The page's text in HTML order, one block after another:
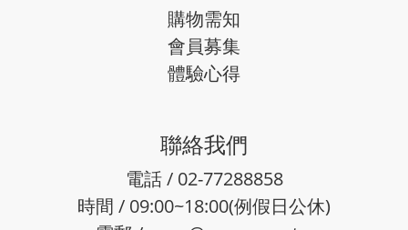
購物需知
會員募集
體驗心得
聯絡我們
電話 / 02-77288858
時間 / 09:00~18:00(例假日公休)